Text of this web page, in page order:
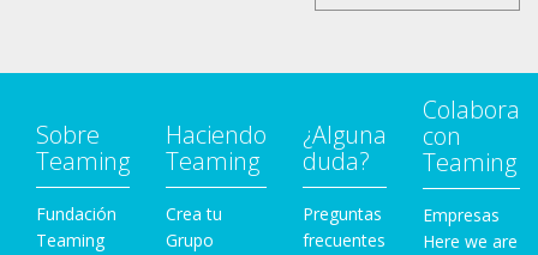
Sobre
Teaming
Fundación
Teaming
Haciendo
Teaming
Crea tu
Grupo
¿Alguna
duda?
Preguntas
frecuentes
Colabora
con
Teaming
Empresas
Here we are